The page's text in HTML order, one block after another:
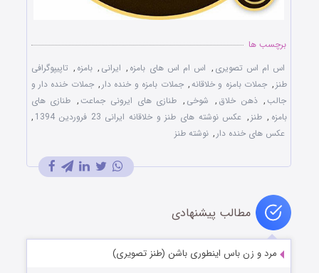
برچسب ها
اس ام اس تصویری , اس ام اس های بامزه , ایرانی , بامزه , تاپیپوگرافی
طنز , جملات بامزه و خلاقانه, جملات بامزه و خنده دار , جملات خنده دار و
جالب, ذهن خلاق , شوخی , طنازی‌ های ایرونی جماعت, طنازی های
بامزه , طنز , عکس نوشته های طنز و خلاقانه ایرانی 23 فروردین 1394
,
عکس های خنده دار , نوشته طنز
مطالب پیشنهادی
مرد و زن باس اینطوری باشن (طنز تصویری)